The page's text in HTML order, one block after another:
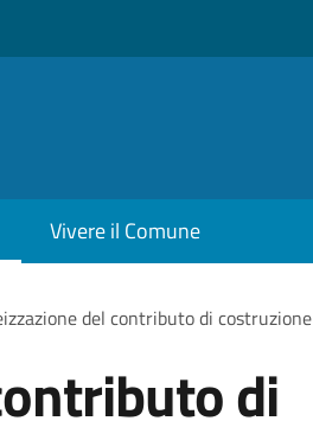
Vivere il Comune
del contributo di costruzione
di